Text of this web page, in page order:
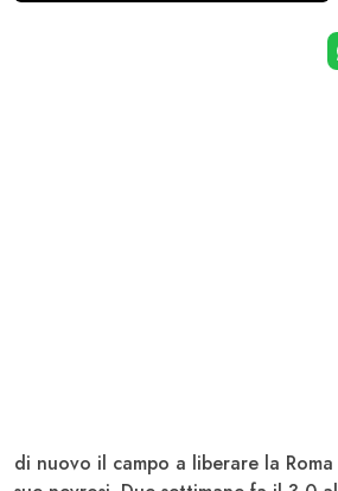
di nuovo il campo a liberare la Roma